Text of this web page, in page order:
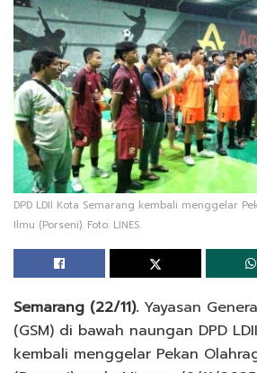
DPD LDII Kota Semarang kembali menggelar
Ilmu (Porseni). Foto: LINES.
Semarang (22/11).Yayasan
(GSM) di bawah naungan DPD
kembali menggelar Pekan